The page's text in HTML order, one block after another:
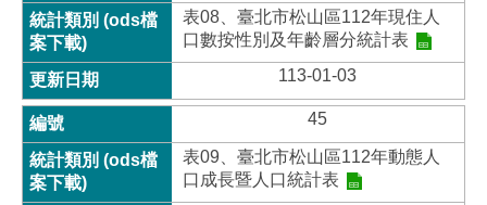
表08、臺北市松山區112年現住人
口數按性別及年齡層分統計表
113-01-03
45
表09、臺北市松山區112年動態人
口成長暨人口統計表